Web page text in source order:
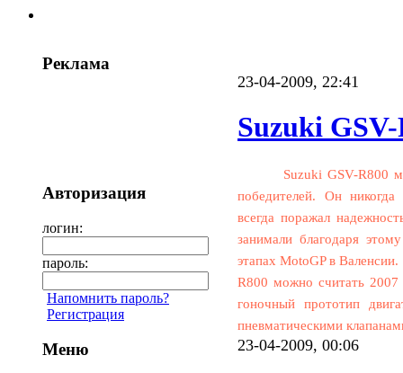
Реклама
Авторизация
логин:
пароль:
Напомнить пароль?
Регистрация
Меню
23-04-2009, 22:41
Suzuki GSV-
Suzuki GSV-R800
победителей. Он
всегда поражал
занимали благодаря
этапах MotoGP в
R800 можно считать 2007
гоночный прототип
пневматическими
23-04-2009, 00:06